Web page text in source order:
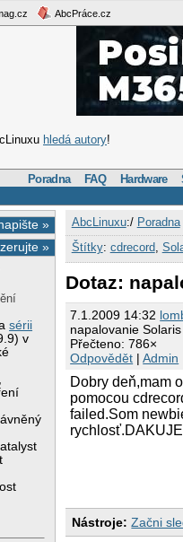
AbcPráce.cz
hledá autory!
Poradna FAQ Hardware
»
»
sérii
v
AbcLinuxu:/ Poradna
Štítky: cdrecord,
Dotaz:
7.1.2009 14:32
napalovanie Solaris
Přečteno: 786×
Odpovědět |Admin
Dobry deň,mam
pomocou
failed.Som
Nástroje: Začni